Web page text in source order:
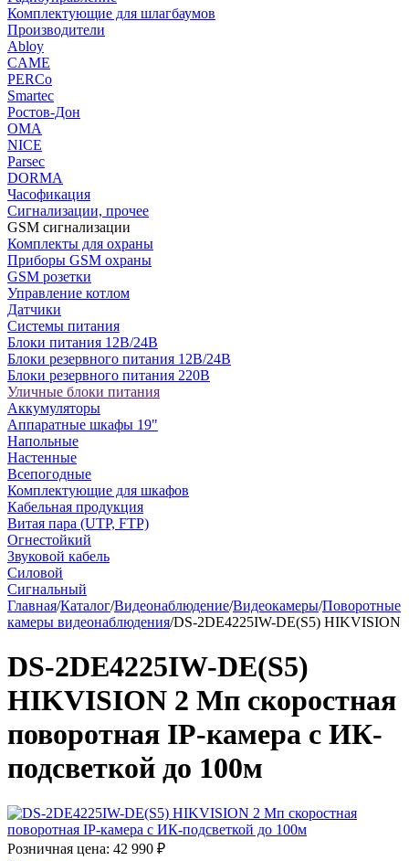
Комплектующие для шлагбаумов
Производители
Abloy
CAME
PERCo
Smartec
Ростов-Дон
ОМА
NICE
Parsec
DORMA
Часофикация
Сигнализации, прочее
GSM сигнализации
Комплекты для охраны
Приборы GSM охраны
GSM розетки
Управление котлом
Датчики
Системы питания
Блоки питания 12В/24В
Блоки резервного питания 12В/24В
Блоки резервного питания 220В
Уличные блоки питания
Аккумуляторы
Аппаратные шкафы 19"
Напольные
Настенные
Всепогодные
Комплектующие для шкафов
Кабельная продукция
Витая пара (UTP, FTP)
Огнестойкий
Звуковой кабель
Силовой
Сигнальный
Главная/Каталог/Видеонаблюдение/Видеокамеры/Поворотные
камеры видеонаблюдения/DS-2DE4225IW-DE(S5) HIKVISION
DS-2DE4225IW-DE(S5)
HIKVISION 2 Мп скоростная
поворотная IP-камера c ИК-
подсветкой до 100м
Розничная цена: 42 990 ₽